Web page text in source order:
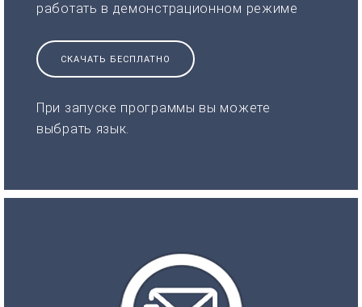
работать в демонстрационном режиме
СКАЧАТЬ БЕСПЛАТНО
При запуске программы вы можете
выбрать язык.